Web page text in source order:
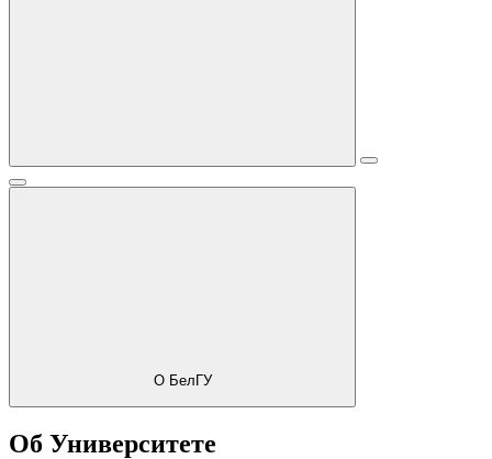
О БелГУ
Об Университете